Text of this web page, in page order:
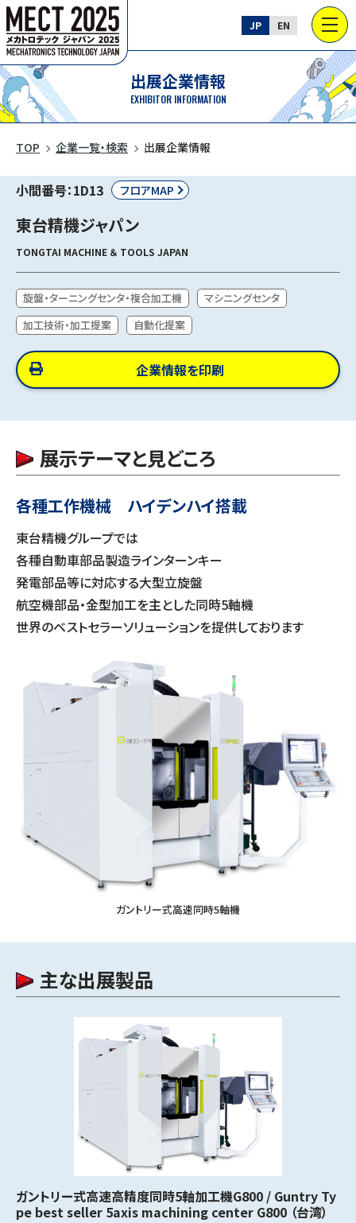
JP EN
出展企業情報
EXHIBITOR INFORMATION
TOP 企業一覧・検索 出展企業情報
小間番号：1D13 フロアMAP
東台精機ジャパン
TONGTAI MACHINE ＆ TOOLS JAPAN
旋盤・ターニングセンタ・複合加工機
マシニングセンタ
加工技術・加工提案
自動化提案
企業情報を印刷
展示テーマと見どころ
各種工作機械 ハイデンハイ搭載
東台精機グループでは
各種自動車部品製造ラインターンキー
発電部品等に対応する大型立旋盤
航空機部品・金型加工を主とした同時5軸機
世界のベストセラーソリューションを提供しております
ガントリー式高速同時5軸機
主な出展製品
ガントリー式高速高精度同時5軸加工機G800 / Guntry Ty
pe best seller 5axis machining center G800 （台湾）